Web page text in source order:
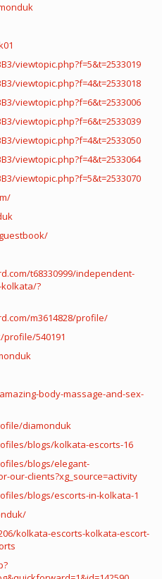
viewtopic.php?f=5&t=2533019
viewtopic.php?f=4&t=2533018
viewtopic.php?f=6&t=2533006
viewtopic.php?f=6&t=2533039
viewtopic.php?f=4&t=2533050
viewtopic.php?f=4&t=2533064
viewtopic.php?f=5&t=2533070
t68330999/independent-
?
m3614828/profile/
540191
body-massage-and-sex-
diamonduk
blogs/kolkata-escorts-16
blogs/elegant-
our-clients?xg_source=activity
blogs/escorts-in-kolkata-1
kolkata-escorts-kolkata-escort-